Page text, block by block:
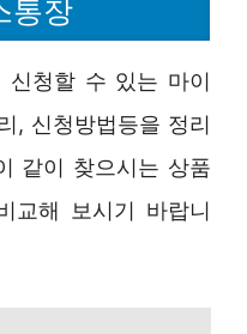
통장
신청할 수 있는 마이
, 신청방법등을 정리
같이 찾으시는 상품
교해 보시기 바랍니